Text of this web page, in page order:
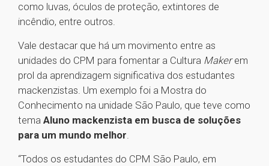
como luvas, óculos de proteção, extintores de
incêndio, entre outros.
Vale destacar que há um movimento entre as
unidades do CPM para fomentar a Cultura Makerem
prol da aprendizagem significativa dos estudantes
mackenzistas. Um exemplo foi a Mostra do
Conhecimento na unidade São Paulo, que teve como
tema Aluno mackenzista em busca de soluções
para um mundo melhor.
“Todos os estudantes do CPM São Paulo, em